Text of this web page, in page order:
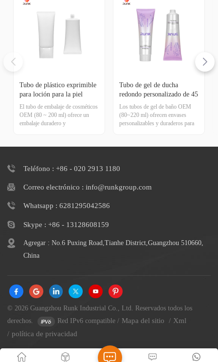
Tubo de plástico exprimible
para loción para la piel
ovalado de 45 mm de
diámetro
El tubo de embalaje de cosméticos
OEM (80 ~ 200 ml) ofrece un
embalaje duradero y
tapas para satisfacer sus
Tubo de gel de ducha
redondo personalizado de 45
mm de diámetro
Los tubos de gel de baño OEM
(80~220 ml) ofrecen envases
personalizables y duraderos para
satisfacer sus necesidades de
Teléfono : +86 - 020 2913 1180
Correo electrónico : info@runkgroup.com
Whatsapp : 6281295042586
Skype : +86 - 13128608159
Agregar : No.6 Puxing Road,Tianhe District,Guangzhou 510660,
China
© 2026 Guangzhou Runk Industrial Co., Ltd. Reservados todos los
derechos.
Red IPv6 compatible/ Mapa del sitio / Xml
/ política de privacidad